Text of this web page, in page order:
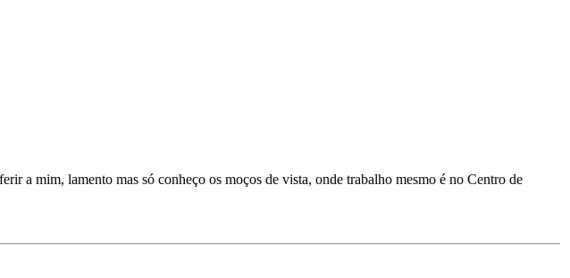
a mim, lamento mas só conheço os moços de vista, onde trabalho mesmo é no Centro de